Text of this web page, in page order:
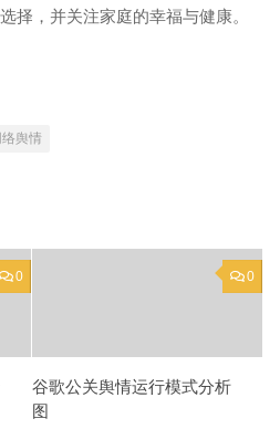
择，并关注家庭的幸福与健康。
舆情
0 0
谷歌公关舆情运行模式分析
图